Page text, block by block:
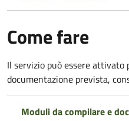
Come fare
Il servizio può essere
documentazione prevista,
Moduli da compilare e